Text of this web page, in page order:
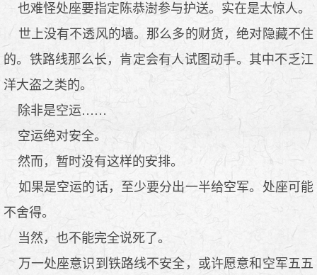
也难怪处座要指定陈恭澍参与护送。实在是太惊人。
世上没有不透风的墙。那么多的财货，绝对隐藏不住
的。铁路线那么长，肯定会有人试图动手。其中不乏江
洋大盗之类的。
除非是空运……
空运绝对安全。
然而，暂时没有这样的安排。
如果是空运的话，至少要分出一半给空军。处座可能
不舍得。
当然，也不能完全说死了。
万一处座意识到铁路线不安全，或许愿意和空军五五